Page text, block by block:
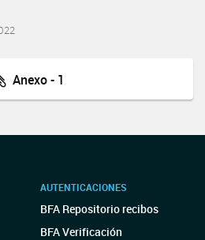
Anexo - 1
AUTENTICACIONES
BFA Repositorio recibos
BFA Verificación